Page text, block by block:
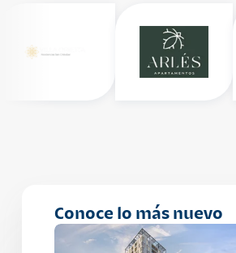
Conoce lo más nuevo